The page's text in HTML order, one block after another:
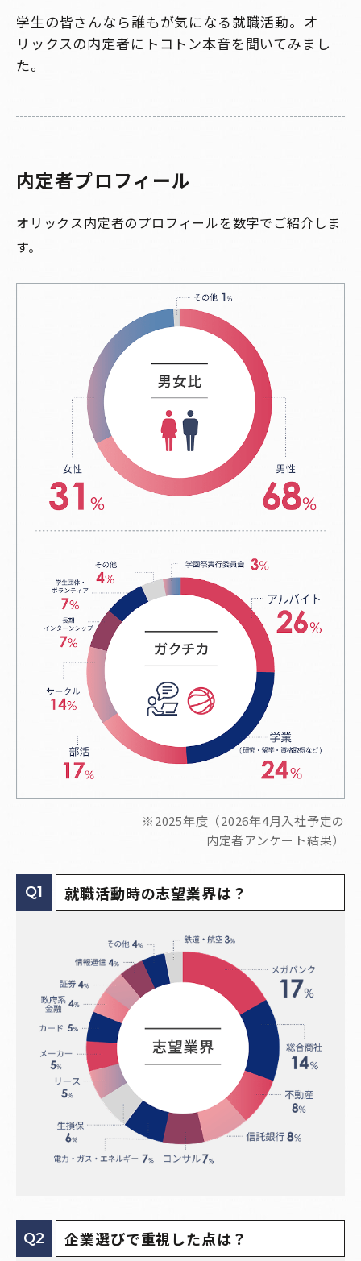
学生の皆さんなら誰もが気になる就職活動。オ
リックスの内定者にトコトン本音を聞いてみまし
た。
内定者プロフィ ール
オリックス内定者のプロフィールを数字でご紹介しま
す。
※2025年度（2026年4月入社予定の
内定者アンケート結果）
Q1 就職活動時の志望業界は？
Q2 企業選びで重視した点は？